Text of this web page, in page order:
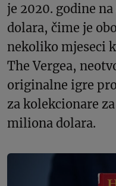
je 2020. godine
dolara, čime je
nekoliko mjeseci
The Vergea,
originalne igre
za kolekcionare
miliona dolara.